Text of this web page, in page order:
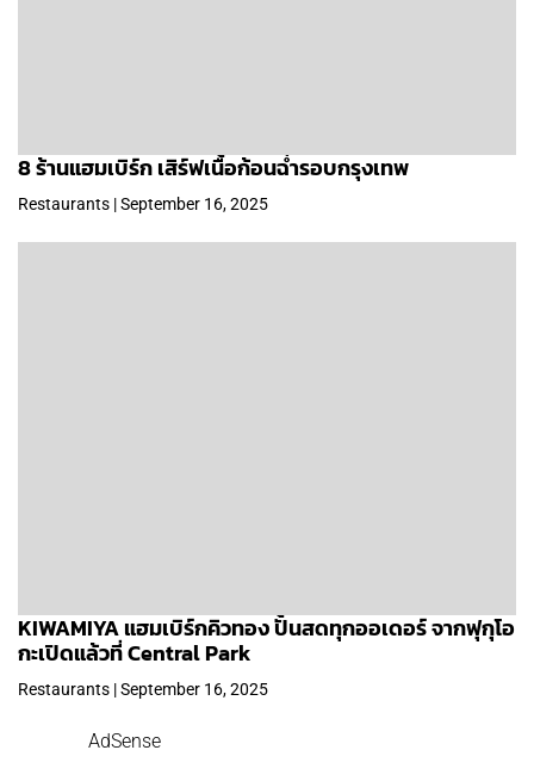
8 ร้านแฮมเบิร์ก เสิร์ฟเนื้อก้อนฉ่ำรอบกรุงเทพ
Restaurants | September 16, 2025
KIWAMIYA แฮมเบิร์กคิวทอง ปั้นสดทุกออเดอร์ จากฟุกุโอ
กะเปิดแล้วที่ Central Park
Restaurants | September 16, 2025
AdSense